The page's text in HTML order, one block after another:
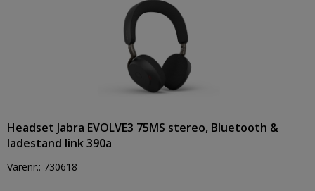
Headset Jabra EVOLVE3 75MS stereo, Bluetooth &
ladestand link 390a
Varenr.: 730618